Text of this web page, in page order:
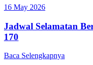
16 May 2026
Jadwal Selamatan
170
Baca Selengkapnya